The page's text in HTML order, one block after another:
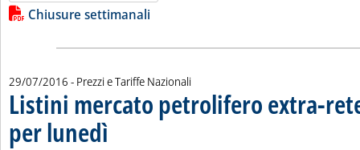
Lista allegati PDF alla notizia
Chiusure settimanali
29/07/2016 - Prezzi e Tariffe Nazionali
Listini mercato petrolifero extra-
per lunedì . Sottotitolo: Le variazioni sui prezzi Siva dei carburanti e dei
. Pubblicata venerdì 29 luglio 2016 alle 9.16.